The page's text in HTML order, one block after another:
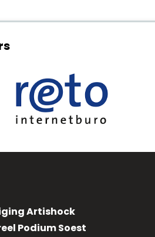
Artishock
Podium Soest